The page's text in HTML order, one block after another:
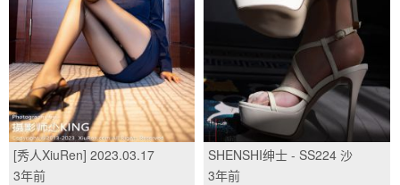
[秀人XiuRen] 2023.03.17
No.6427 桐桐/(80P)
3年前
SHENSHI绅士 - SS224 沙
拉/(56P)
3年前